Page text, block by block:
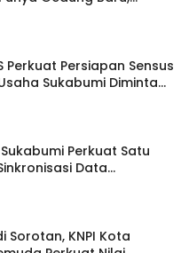
Dipisahkan
Perkuat Persiapan Sensus
Sukabumi Diminta
Perkuat Satu
Data
Sorotan, KNPI Kota